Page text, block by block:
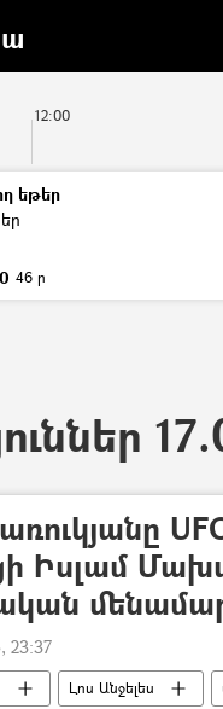
12:00
եթեր
46 ր
UFC
Իսլամ
23:37
Լոս Անջելես